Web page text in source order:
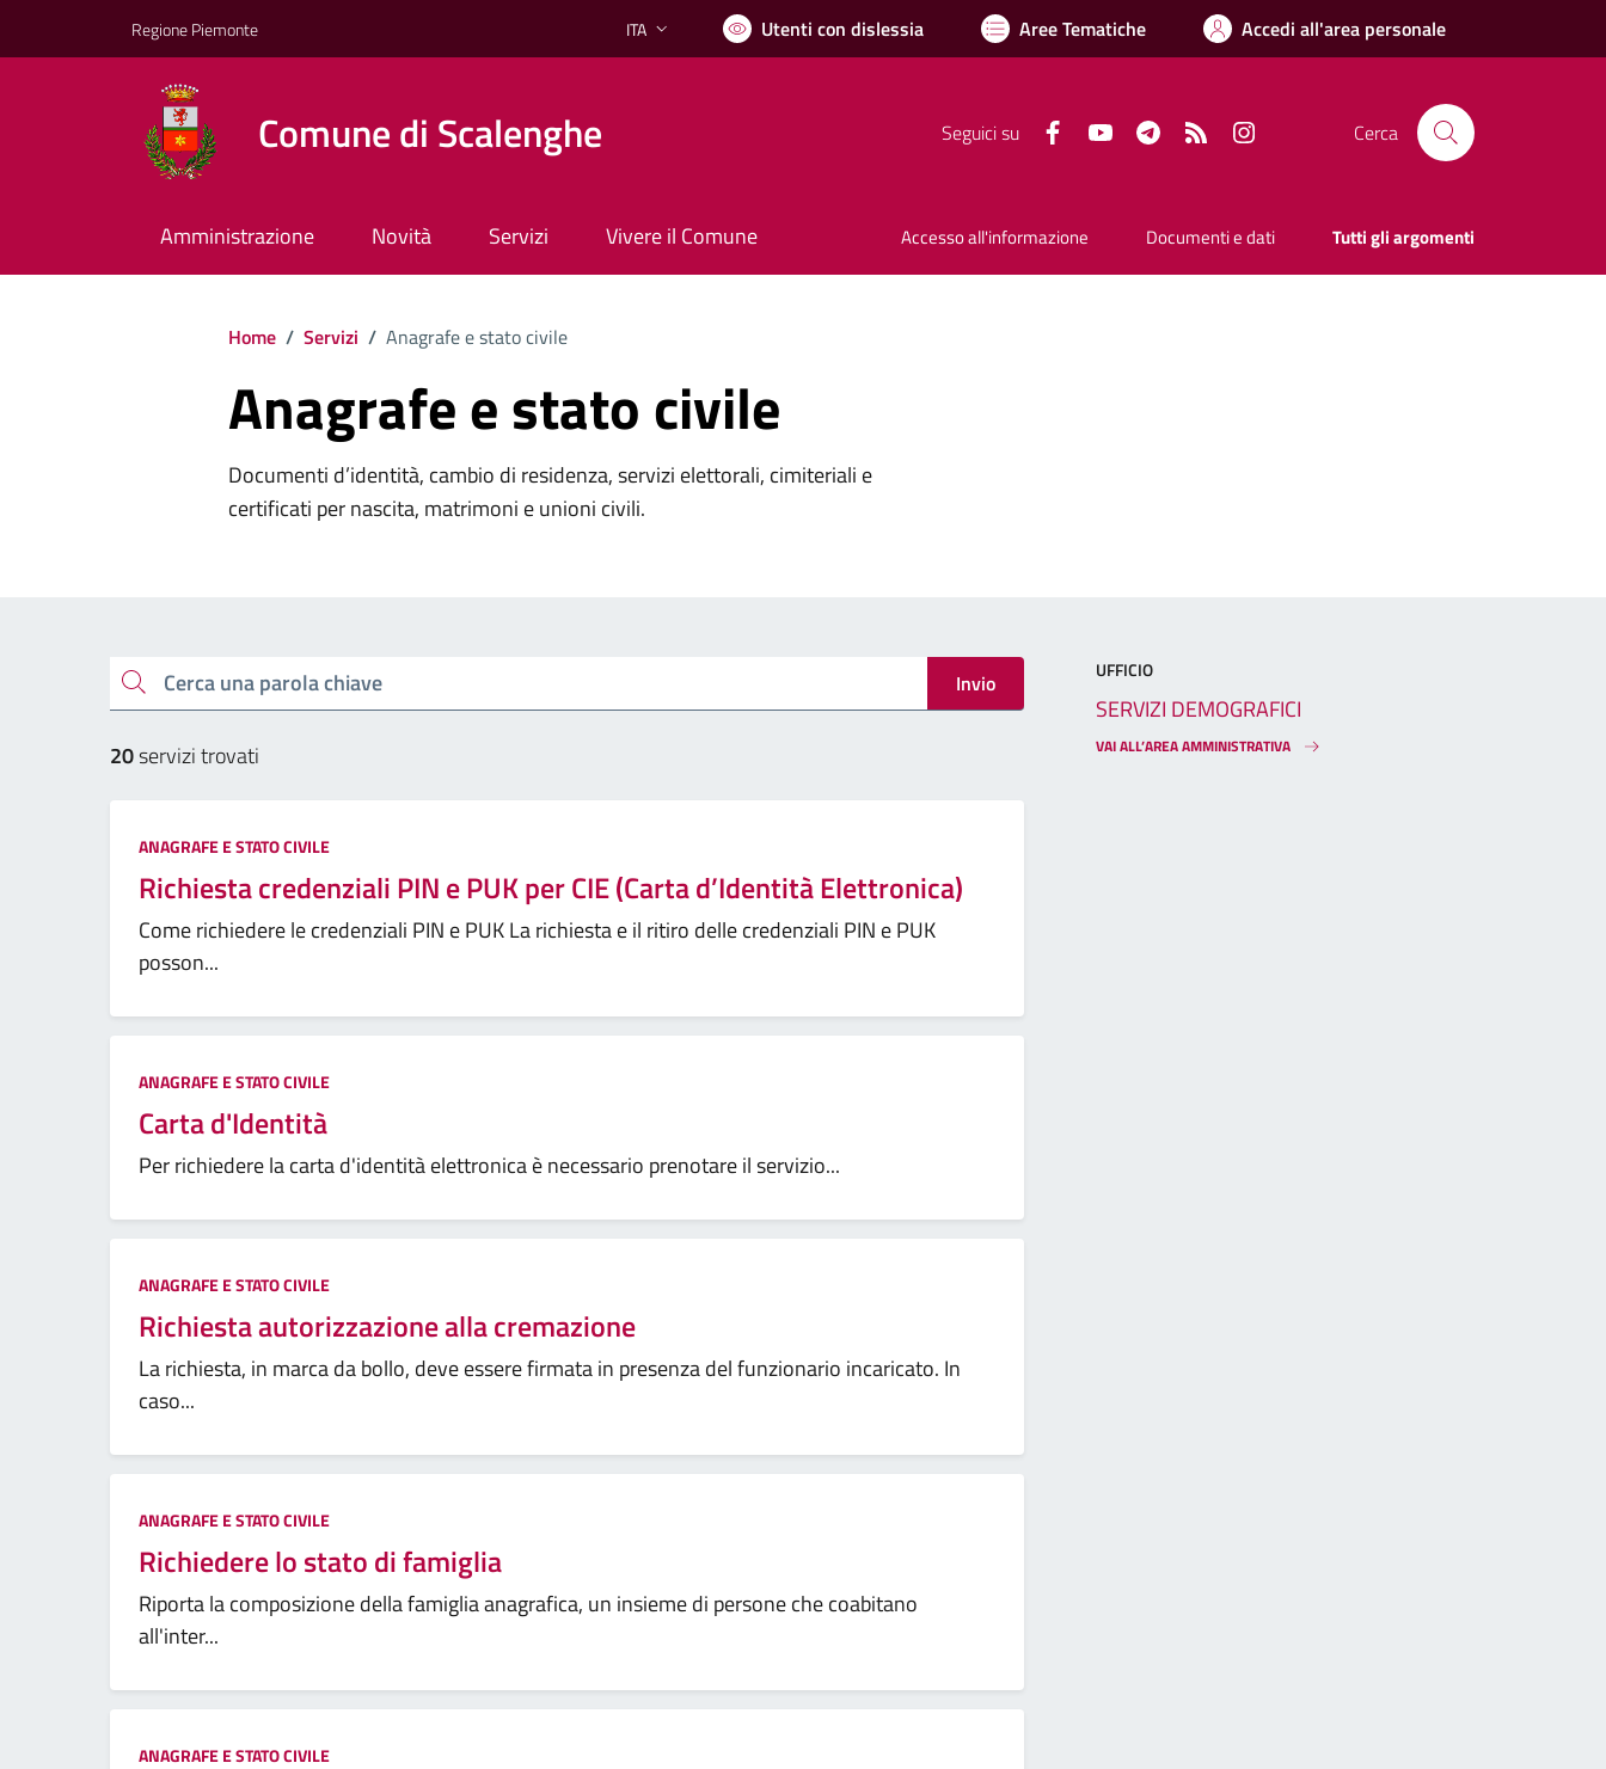
Regione Piemonte Lingua attiva:
ITA Utenti con dislessia Aree Tematiche Accedi all'area personale
Comune di Scalenghe Seguici su FacebookYouTube TelegramRSS Cerca
Amministrazione Novità Servizi Vivere il Comune Accesso all'informazione Documenti e dati Tutti gli argomenti
Home / Servizi / Anagrafe e stato civile
Anagrafe e stato civile
Documenti d’identità, cambio di residenza, servizi elettorali, cimiteriali e
certificati per nascita, matrimoni e unioni civili.
Cerca una parola chiave Invio
20servizi trovati
ANAGRAFE E STATO CIVILE
Richiesta credenziali PIN e PUK per CIE (Carta d’Identità Elettronica)
Come richiedere le credenziali PIN e PUK La richiesta e il ritiro delle credenziali PIN e PUK
posson...
ANAGRAFE E STATO CIVILE
Carta d'Identità
Per richiedere la carta d'identità elettronica è necessario prenotare il servizio...
ANAGRAFE E STATO CIVILE
Richiesta autorizzazione alla cremazione
La richiesta, in marca da bollo, deve essere firmata in presenza del funzionario incaricato. In
caso...
ANAGRAFE E STATO CIVILE
Richiedere lo stato di famiglia
Riporta la composizione della famiglia anagrafica, un insieme di persone che coabitano
all'inter...
ANAGRAFE E STATO CIVILE
UFFICIO
SERVIZI DEMOGRAFICI
VAI ALL’AREA AMMINISTRATIVA